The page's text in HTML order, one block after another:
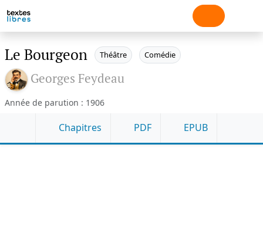
Le Bourgeon Théâtre Comédie
Georges Feydeau
Année de parution : 1906
Chapitres PDF EPUB